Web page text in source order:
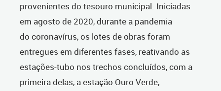
provenientes do tesouro municipal. Iniciadas
em agosto de 2020, durante a pandemia
do coronavírus, os lotes de obras foram
entregues em diferentes fases, reativando as
estações-tubo nos trechos concluídos, com a
primeira delas, a estação Ouro Verde,